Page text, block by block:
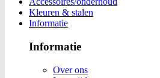
Kleuren & stalen
Informatie
Informatie
Over ons